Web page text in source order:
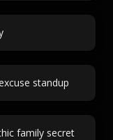
standup
family secret